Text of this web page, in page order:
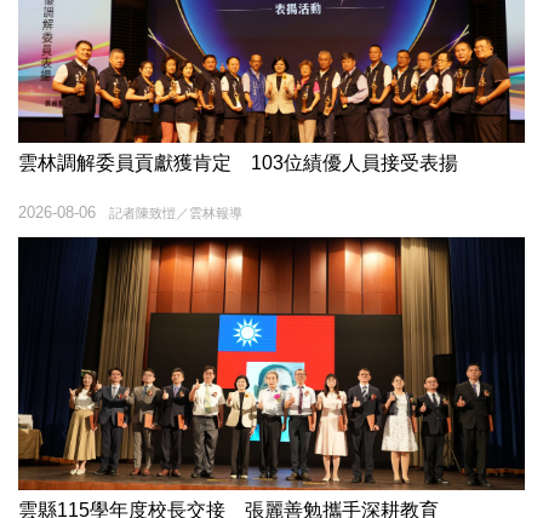
雲林調解委員貢獻獲肯定 103位績優人員接受表揚
記者陳致愷／雲林報導
2026-08-06
雲縣115學年度校長交接 張麗善勉攜手深耕教育